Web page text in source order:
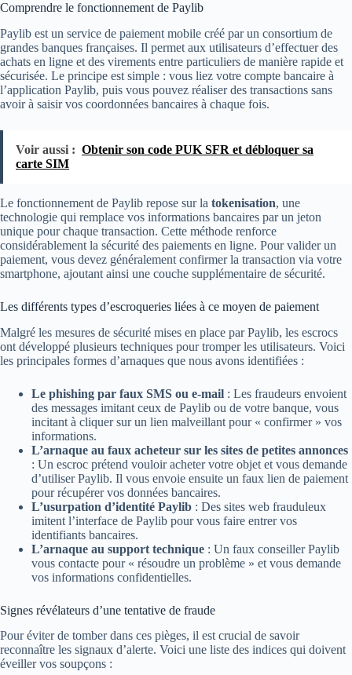
Comprendre le fonctionnement de Paylib
Paylib est un service de paiement mobile créé par un consortium de
grandes banques françaises. Il permet aux utilisateurs d’effectuer des
achats en ligne et des virements entre particuliers de manière rapide et
sécurisée. Le principe est simple : vous liez votre compte bancaire à
l’application Paylib, puis vous pouvez réaliser des transactions sans
avoir à saisir vos coordonnées bancaires à chaque fois.
Voir aussi : Obtenir son code PUK SFR et débloquer sa
carte SIM
Le fonctionnement de Paylib repose sur la tokenisation, une
technologie qui remplace vos informations bancaires par un jeton
unique pour chaque transaction. Cette méthode renforce
considérablement la sécurité des paiements en ligne. Pour valider un
paiement, vous devez généralement confirmer la transaction via votre
smartphone, ajoutant ainsi une couche supplémentaire de sécurité.
Les différents types d’escroqueries liées à ce moyen de paiement
Malgré les mesures de sécurité mises en place par Paylib, les escrocs
ont développé plusieurs techniques pour tromper les utilisateurs. Voici
les principales formes d’arnaques que nous avons identifiées :
Le phishing par faux SMS ou e-mail : Les fraudeurs envoient
des messages imitant ceux de Paylib ou de votre banque, vous
incitant à cliquer sur un lien malveillant pour « confirmer » vos
informations.
L’arnaque au faux acheteur sur les sites de petites annonces
: Un escroc prétend vouloir acheter votre objet et vous demande
d’utiliser Paylib. Il vous envoie ensuite un faux lien de paiement
pour récupérer vos données bancaires.
L’usurpation d’identité Paylib : Des sites web frauduleux
imitent l’interface de Paylib pour vous faire entrer vos
identifiants bancaires.
L’arnaque au support technique : Un faux conseiller Paylib
vous contacte pour « résoudre un problème » et vous demande
vos informations confidentielles.
Signes révélateurs d’une tentative de fraude
Pour éviter de tomber dans ces pièges, il est crucial de savoir
reconnaître les signaux d’alerte. Voici une liste des indices qui doivent
éveiller vos soupçons :